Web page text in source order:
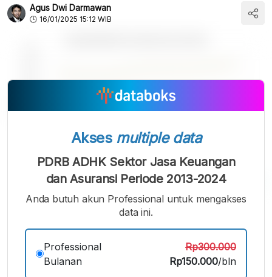
Agus Dwi Darmawan
16/01/2025 15:12 WIB
A
FontFont
Besar
Akses multiple data
PDRB ADHK Sektor Jasa Keuangan
dan Asuransi Periode 2013-2024
Anda butuh akun Professional untuk mengakses
data ini.
Professional
Bulanan
Rp300.000
Rp150.000/bln